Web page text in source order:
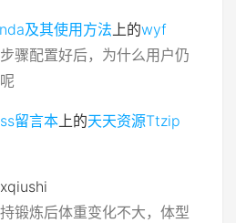
及其使用方法上的wyf
骤配置好后，为什么用户仍
留言本上的天天资源Ttzip
xqiushi
锻炼后体重变化不大，体型